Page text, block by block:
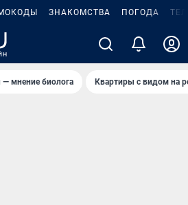
ЗНАКОМСТВА ПОГОДА
— мнение биолога Квартиры с видом на